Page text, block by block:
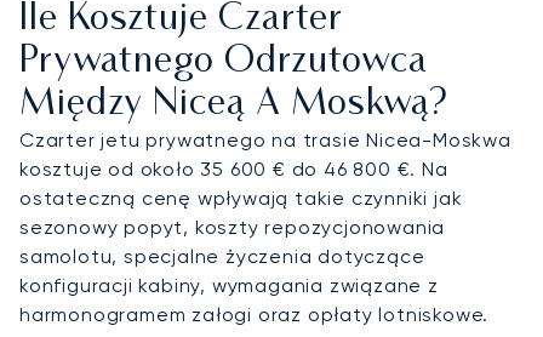
Ile Kosztuje Czarter
Prywatnego Odrzutowca
Między Niceą A Moskwą?
Czarter jetu prywatnego na trasie Nicea-Moskwa
kosztuje od około 35 600 € do 46 800 €. Na
ostateczną cenę wpływają takie czynniki jak
sezonowy popyt, koszty repozycjonowania
samolotu, specjalne życzenia dotyczące
konfiguracji kabiny, wymagania związane z
harmonogramem załogi oraz opłaty lotniskowe.